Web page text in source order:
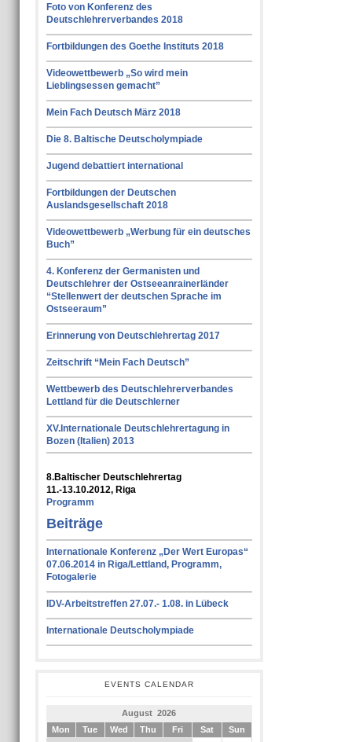
Foto von Konferenz des
Deutschlehrerverbandes 2018
Fortbildungen des Goethe Instituts 2018
Videowettbewerb „So wird mein
Lieblingsessen gemacht”
Mein Fach Deutsch März 2018
Die 8. Baltische Deutscholympiade
Jugend debattiert international
Fortbildungen der Deutschen
Auslandsgesellschaft 2018
Videowettbewerb „Werbung für ein deutsches
Buch”
4. Konferenz der Germanisten und
Deutschlehrer der Ostseeanrainerländer
“Stellenwert der deutschen Sprache im
Ostseeraum”
Erinnerung von Deutschlehrertag 2017
Zeitschrift “Mein Fach Deutsch”
Wettbewerb des Deutschlehrerverbandes
Lettland für die Deutschlerner
XV.Internationale Deutschlehrertagung in
Bozen (Italien) 2013
8.Baltischer Deutschlehrertag
11.-13.10.2012, Riga
Programm
Beiträge
Internationale Konferenz „Der Wert Europas“
07.06.2014 in Riga/Lettland, Programm,
Fotogalerie
IDV-Arbeitstreffen 27.07.- 1.08. in Lübeck
Internationale Deutscholympiade
EVENTS CALENDAR
August 2026
Mon
Tue Wed Thu Fri Sat
Sun